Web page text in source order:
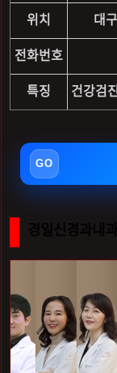
위치
대
전화번호
특징
건강검
경일신경과내